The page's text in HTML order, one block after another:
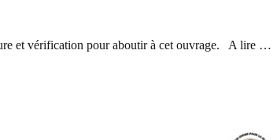
et vérification pour aboutir à cet ouvrage. A lire …